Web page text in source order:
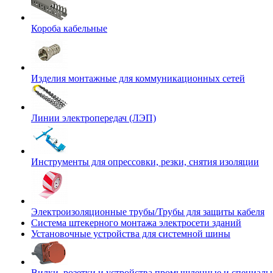
Короба кабельные
Изделия монтажные для коммуникационных сетей
Линии электропередач (ЛЭП)
Инструменты для опрессовки, резки, снятия изоляции
Электроизоляционные трубы/Трубы для защиты кабеля
Система штекерного монтажа электросети зданий
Установочные устройства для системной шины